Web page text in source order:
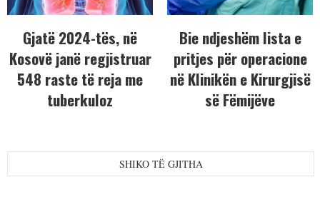
Gjatë 2024-tës, në
Kosovë janë regjistruar
548 raste të reja me
tuberkuloz
Bie ndjeshëm lista e
pritjes për operacione
në Klinikën e Kirurgjisë
së Fëmijëve
SHIKO TË GJITHA